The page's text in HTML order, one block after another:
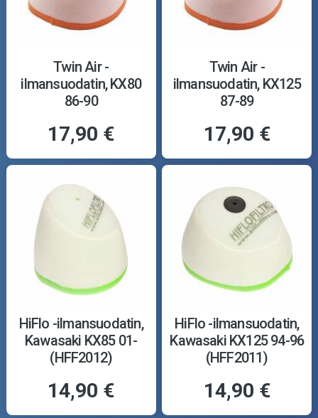
Twin Air -
ilmansuodatin, KX80
86-90
17,90 €
Twin Air -
ilmansuodatin, KX125
87-89
17,90 €
HiFlo -ilmansuodatin,
Kawasaki KX85 01-
(HFF2012)
14,90 €
HiFlo -ilmansuodatin,
Kawasaki KX125 94-96
(HFF2011)
14,90 €